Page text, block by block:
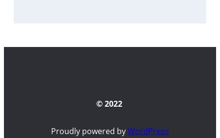
© 2022
Proudly powered byWordPress